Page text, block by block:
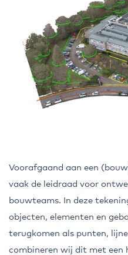
Voorafgaand aan een
vaak de leidraad voor
bouwteams. In deze
objecten, elementen en
terugkomen als punten,
combineren wij dit met een